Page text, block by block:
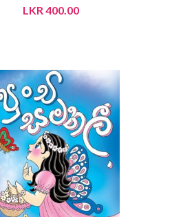
LKR 400.00